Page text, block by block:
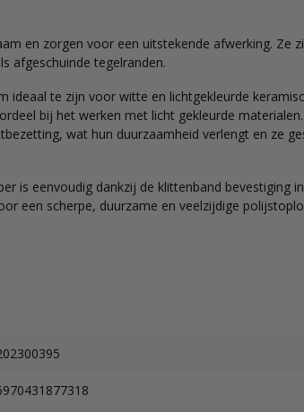
en zorgen voor een uitstekende afwerking. Ze
afgeschuinde tegelranden.
ideaal te zijn voor witte en lichtgekleurde
bij het werken met licht gekleurde
wat hun duurzaamheid verlengt en ze
is eenvoudig dankzij de klittenband bevestiging in
een scherpe, duurzame en veelzijdige